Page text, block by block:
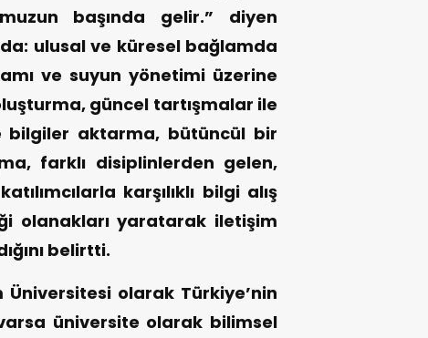
başında gelir.” diyen
ulusal ve küresel bağlamda
ve suyun yönetimi üzerine
güncel tartışmalar ile
bilgiler aktarma, bütüncül bir
farklı disiplinlerden gelen,
karşılıklı bilgi alış
olanakları yaratarak iletişim
belirtti.
olarak Türkiye’nin
üniversite olarak bilimsel